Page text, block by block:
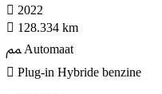
2022
128.334 km
Automaat
Plug-in Hybride benzine